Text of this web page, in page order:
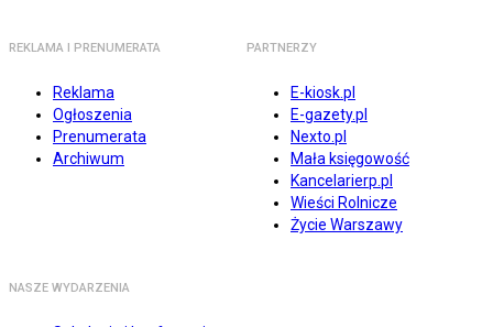
REKLAMA I PRENUMERATA
Reklama
Ogłoszenia
Prenumerata
Archiwum
PARTNERZY
E-kiosk.pl
E-gazety.pl
Nexto.pl
Mała księgowość
Kancelarierp.pl
Wieści Rolnicze
Życie Warszawy
NASZE WYDARZENIA